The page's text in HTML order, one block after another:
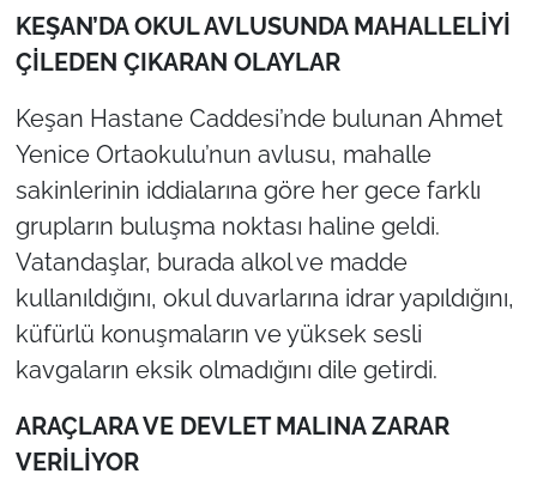
KEŞAN’DA OKUL AVLUSUNDA MAHALLELİYİ
ÇİLEDEN ÇIKARAN OLAYLAR
Keşan Hastane Caddesi’nde bulunan Ahmet
Yenice Ortaokulu’nun avlusu, mahalle
sakinlerinin iddialarına göre her gece farklı
grupların buluşma noktası haline geldi.
Vatandaşlar, burada alkol ve madde
kullanıldığını, okul duvarlarına idrar yapıldığını,
küfürlü konuşmaların ve yüksek sesli
kavgaların eksik olmadığını dile getirdi.
ARAÇLARA VE DEVLET MALINA ZARAR
VERİLİYOR
Bölge
Güvenlik
Genel
Politika
Flaş Haber
Dış Haberler
Magazin
İş Dünyası